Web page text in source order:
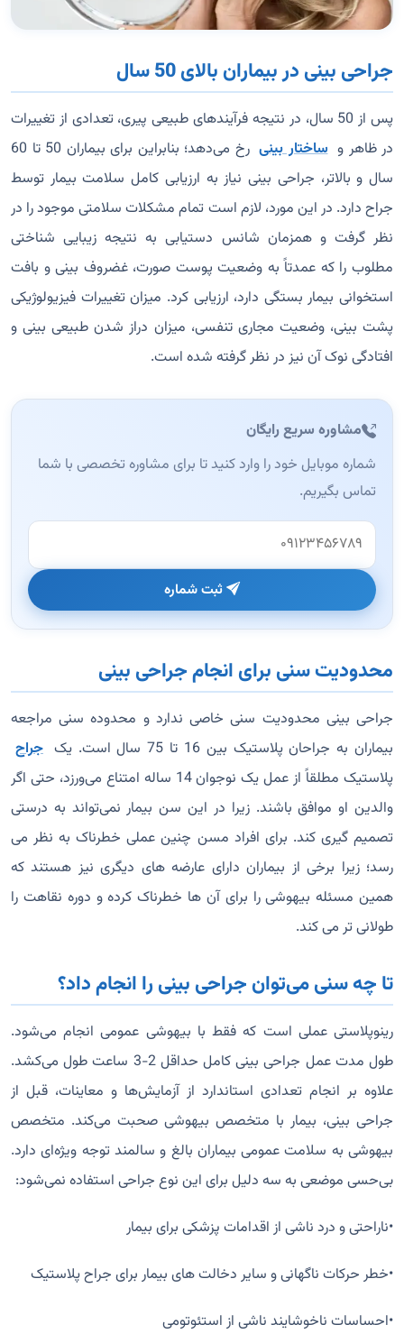
جراحی بینی در بیماران بالای 50 سال
پس از 50 سال، در نتیجه فرآیندهای طبیعی پیری، تعدادی از تغییرات
در ظاهر و ساختار بینی
رخ می‌دهد؛ بنابراین برای بیماران 50 تا 60
سال و بالاتر، جراحی بینی نیاز به ارزیابی کامل سلامت بیمار توسط
جراح دارد. در این مورد، لازم است تمام مشکلات سلامتی موجود را در
نظر گرفت و همزمان شانس دستیابی به نتیجه زیبایی شناختی
مطلوب را که عمدتاً به وضعیت پوست صورت، غضروف بینی و بافت
استخوانی بیمار بستگی دارد، ارزیابی کرد. میزان تغییرات فیزیولوژیکی
پشت بینی، وضعیت مجاری تنفسی، میزان دراز شدن طبیعی بینی و
افتادگی نوک آن نیز در نظر گرفته شده است.
مشاوره سریع رایگان
شماره موبایل خود را وارد کنید تا برای مشاوره تخصصی با شما
تماس بگیریم.
وب‌سایت (این فیلد را خالی بگذارید)
ثبت شماره
محدودیت سنی برای انجام جراحی بینی
جراحی بینی محدودیت سنی خاصی ندارد و محدوده سنی مراجعه
بیماران به جراحان پلاستیک بین 16 تا 75 سال است. یک
جراح
پلاستیک مطلقاً از عمل یک نوجوان 14 ساله امتناع می‌ورزد، حتی اگر
والدین او موافق باشند. زیرا در این سن بیمار نمی‌تواند به درستی
تصمیم گیری کند. برای افراد مسن چنین عملی خطرناک به نظر می
رسد؛ زیرا برخی از بیماران دارای عارضه های دیگری نیز هستند که
همین مسئله بیهوشی را برای آن ها خطرناک کرده و دوره نقاهت را
طولانی تر می کند.
تا چه سنی می‌توان جراحی بینی را انجام داد؟
رینوپلاستی عملی است که فقط با بیهوشی عمومی انجام می‌شود.
طول مدت عمل جراحی بینی کامل حداقل 2-3 ساعت طول می‌کشد.
علاوه بر انجام تعدادی استاندارد از آزمایش‌ها و معاینات، قبل از
جراحی بینی، بیمار با متخصص بیهوشی صحبت می‌کند. متخصص
بیهوشی به سلامت عمومی بیماران بالغ و سالمند توجه ویژه‌ای دارد.
بی‌حسی موضعی به سه دلیل برای این نوع جراحی استفاده نمی‌شود:
•ناراحتی و درد ناشی از اقدامات پزشکی برای بیمار
•خطر حرکات ناگهانی و سایر دخالت ‌های بیمار برای جراح پلاستیک
•احساسات ناخوشایند ناشی از استئوتومی